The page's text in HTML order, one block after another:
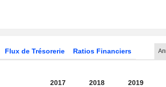
Flux de Trésorerie Ratios Financiers
2017 2018 2019